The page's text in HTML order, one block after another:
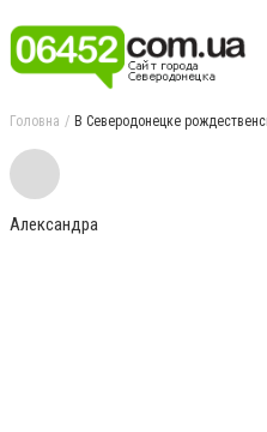
Головна В Северодонецке
Александра